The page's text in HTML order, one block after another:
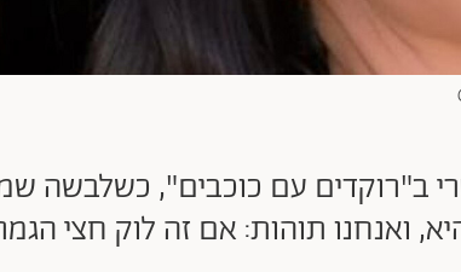
ב"רוקדים עם כוכבים", כשלבשה
ואנחנו תוהות: אם זה לוק חצי